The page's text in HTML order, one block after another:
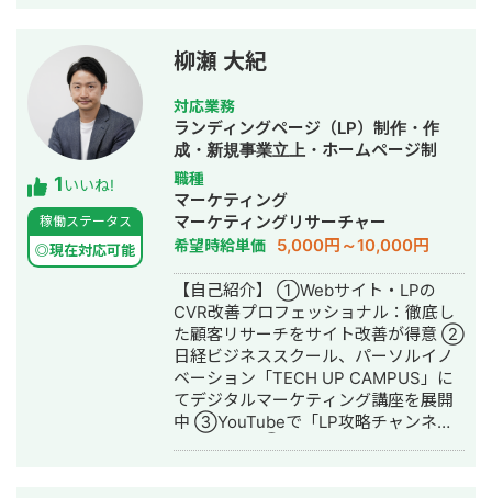
連続で150％以上の業績アップを実現
【略歴】 2018年〜2021年 ・外壁塗装
会社の集客のプロとして個人事業主で
活動 2022年〜 ・トソーマ株式会社
代表取締役 >リフォーム業・建設業
の集客支援 >SEO事業 >リスティ
ング広告事業 >ホームページ・LP制
作事業 LINE（無料相談をご希望の方）
https://s.lmes.jp/landing-
qr/2000788262-7YNDe1MK?
uLand=UGw3dP トソーマ株式会社公
式サイト https://tosoma.co.jp 無料で
相談も受け付けています。 興味がある
方は、LINEでお気軽にご連絡ください
ませ。
国優勝・シリコンバレー短期研修参加
・2018年：メッセージアプリ開発会社
にて、SE兼PMとして従事 ・2019年：
有名大手インターンシップ10社以上参
加（サイバーエージェント、チームラ
ボ、PwC、デロイトなど）
1いいね!
稼働ステータス
◎現在対応可能
柳瀬 大紀
対応業務
ランディングページ（LP）制作・作
成・新規事業立上・ホームページ制
作・作成・オウンドメディア制作・構
築・運用代行
職種
マーケティング
マーケティングリサーチャー
希望時給単価 5,000円～10,000円
【自己紹介】 ①Webサイト・LPの
CVR改善プロフェッショナル：徹底し
た顧客リサーチをサイト改善が得意 ②
日経ビジネススクール、パーソルイノ
ベーション「TECH UP CAMPUS」に
てデジタルマーケティング講座を展開
中 ③YouTubeで「LP攻略チャンネ